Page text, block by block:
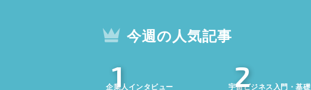
今週の人気記事
1
企業人インタビュー
2
宇宙ビジネス入門・基礎